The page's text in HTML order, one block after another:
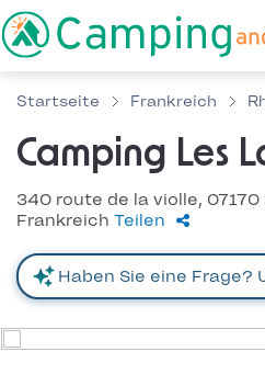
Startseite Frankreich
Camping Les
340 route de la violle,
Frankreich Teilen